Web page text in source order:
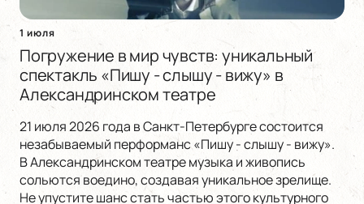
1 июля
Погружение в мир чувств: уникальный
спектакль «Пишу - слышу - вижу» в
Александринском театре
21 июля 2026 года в Санкт-Петербурге состоится
незабываемый перформанс «Пишу - слышу - вижу».
В Александринском театре музыка и живопись
сольются воедино, создавая уникальное зрелище.
Не упустите шанс стать частью этого культурного